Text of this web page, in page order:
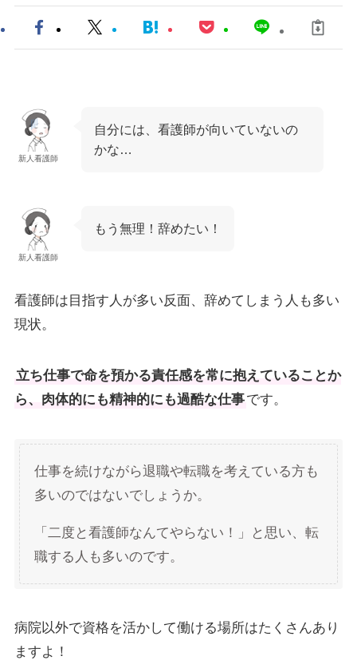
新人看護師
自分には、看護師が向いていないの
かな…
新人看護師
もう無理！辞めたい！
看護師は目指す人が多い反面、辞めてしまう人も多い
現状。
立ち仕事で命を預かる責任感を常に抱えていることか
ら、肉体的にも精神的にも過酷な仕事です。
仕事を続けながら退職や転職を考えている方も
多いのではないでしょうか。
「二度と看護師なんてやらない！」と思い、転
職する人も多いのです。
病院以外で資格を活かして働ける場所はたくさんあり
ますよ！